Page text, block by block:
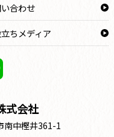
合わせ
ちメディア
式会社
南中樫井361-1